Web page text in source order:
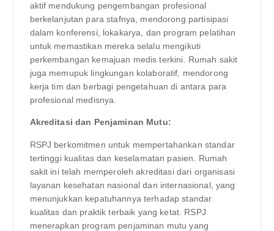
aktif mendukung pengembangan profesional
berkelanjutan para stafnya, mendorong partisipasi
dalam konferensi, lokakarya, dan program pelatihan
untuk memastikan mereka selalu mengikuti
perkembangan kemajuan medis terkini. Rumah sakit
juga memupuk lingkungan kolaboratif, mendorong
kerja tim dan berbagi pengetahuan di antara para
profesional medisnya.
Akreditasi dan Penjaminan Mutu:
RSPJ berkomitmen untuk mempertahankan standar
tertinggi kualitas dan keselamatan pasien. Rumah
sakit ini telah memperoleh akreditasi dari organisasi
layanan kesehatan nasional dan internasional, yang
menunjukkan kepatuhannya terhadap standar
kualitas dan praktik terbaik yang ketat. RSPJ
menerapkan program penjaminan mutu yang